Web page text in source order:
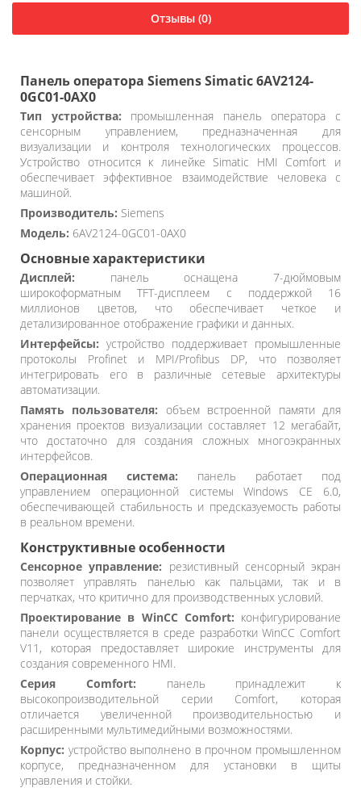
Отзывы (0)
Панель оператора Siemens Simatic 6AV2124-
0GC01-0AX0
Тип устройства: промышленная панель оператора с
сенсорным управлением, предназначенная для
визуализации и контроля технологических процессов.
Устройство относится к линейке Simatic HMI Comfort и
обеспечивает эффективное взаимодействие человека с
машиной.
Производитель: Siemens
Модель: 6AV2124-0GC01-0AX0
Основные характеристики
Дисплей: панель оснащена 7-дюймовым
широкоформатным TFT-дисплеем с поддержкой 16
миллионов цветов, что обеспечивает четкое и
детализированное отображение графики и данных.
Интерфейсы: устройство поддерживает промышленные
протоколы Profinet и MPI/Profibus DP, что позволяет
интегрировать его в различные сетевые архитектуры
автоматизации.
Память пользователя: объем встроенной памяти для
хранения проектов визуализации составляет 12 мегабайт,
что достаточно для создания сложных многоэкранных
интерфейсов.
Операционная система: панель работает под
управлением операционной системы Windows CE 6.0,
обеспечивающей стабильность и предсказуемость работы
в реальном времени.
Конструктивные особенности
Сенсорное управление: резистивный сенсорный экран
позволяет управлять панелью как пальцами, так и в
перчатках, что критично для производственных условий.
Проектирование в WinCC Comfort: конфигурирование
панели осуществляется в среде разработки WinCC Comfort
V11, которая предоставляет широкие инструменты для
создания современного HMI.
Серия Comfort: панель принадлежит к
высокопроизводительной серии Comfort, которая
отличается увеличенной производительностью и
расширенными мультимедийными возможностями.
Корпус: устройство выполнено в прочном промышленном
корпусе, предназначенном для установки в щиты
управления и стойки.